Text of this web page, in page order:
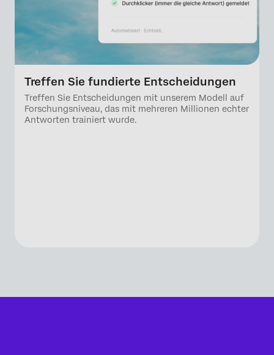
Treffen Sie fundierte Entscheidungen
Treffen Sie Entscheidungen mit unserem Modell auf
Forschungsniveau, das mit mehreren Millionen echter
Antworten trainiert wurde.